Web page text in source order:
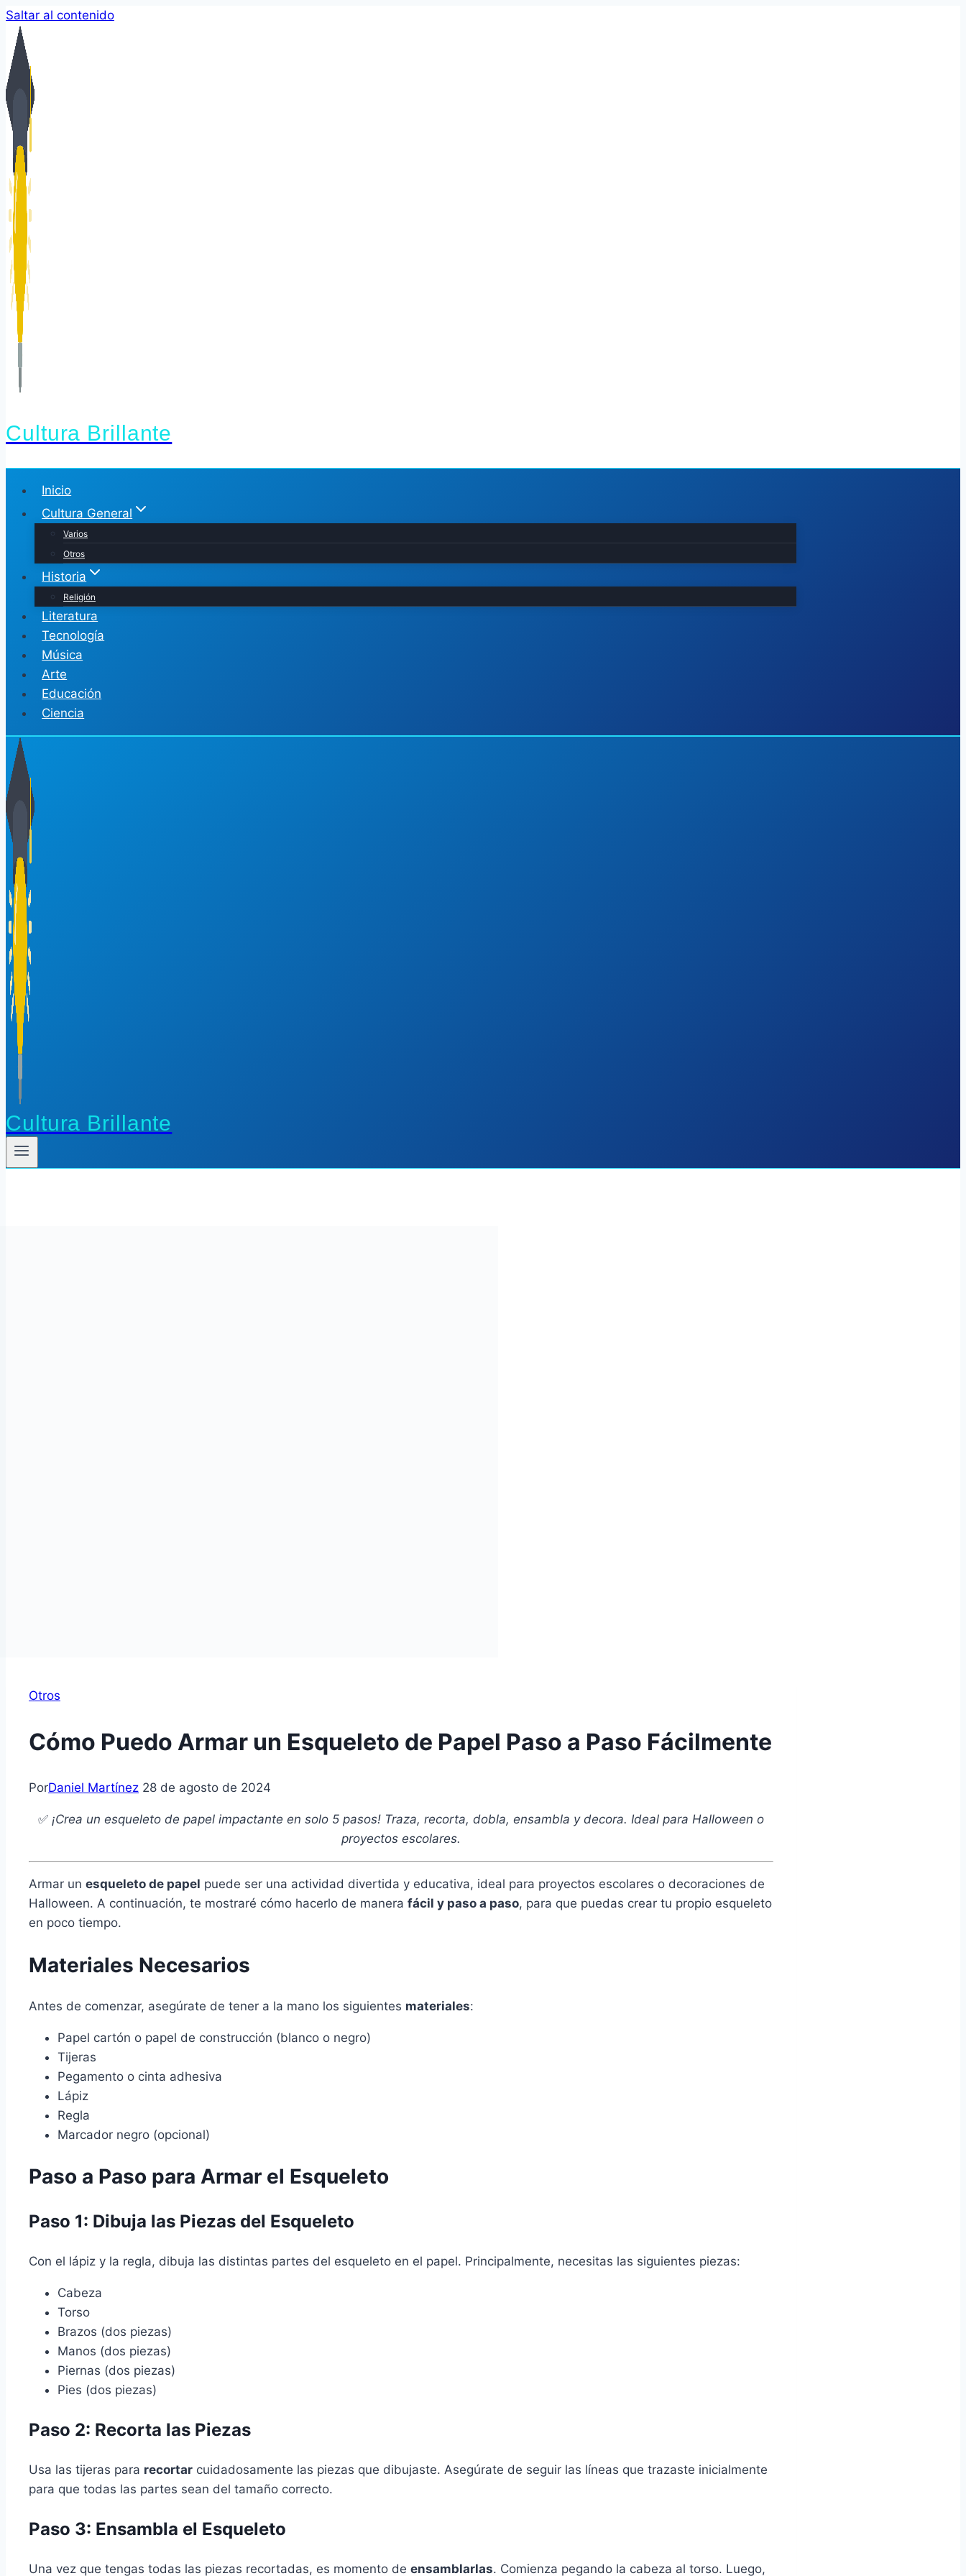
Saltar al contenido
Cultura Brillante
Inicio
Cultura General
Varios
Otros
Historia
Religión
Literatura
Tecnología
Música
Arte
Educación
Ciencia
Cultura Brillante
Otros
Cómo Puedo Armar un Esqueleto de Papel Paso a Paso Fácilmente
PorDaniel Martínez 28 de agosto de 2024
✅ ¡Crea un esqueleto de papel impactante en solo 5 pasos! Traza, recorta, dobla, ensambla y decora. Ideal para Halloween o
proyectos escolares.
Armar un esqueleto de papel puede ser una actividad divertida y educativa, ideal para proyectos escolares o decoraciones de
Halloween. A continuación, te mostraré cómo hacerlo de manera fácil y paso a paso, para que puedas crear tu propio esqueleto
en poco tiempo.
Materiales Necesarios
Antes de comenzar, asegúrate de tener a la mano los siguientes materiales:
Papel cartón o papel de construcción (blanco o negro)
Tijeras
Pegamento o cinta adhesiva
Lápiz
Regla
Marcador negro (opcional)
Paso a Paso para Armar el Esqueleto
Paso 1: Dibuja las Piezas del Esqueleto
Con el lápiz y la regla, dibuja las distintas partes del esqueleto en el papel. Principalmente, necesitas las siguientes piezas:
Cabeza
Torso
Brazos (dos piezas)
Manos (dos piezas)
Piernas (dos piezas)
Pies (dos piezas)
Paso 2: Recorta las Piezas
Usa las tijeras para recortar cuidadosamente las piezas que dibujaste. Asegúrate de seguir las líneas que trazaste inicialmente
para que todas las partes sean del tamaño correcto.
Paso 3: Ensambla el Esqueleto
Una vez que tengas todas las piezas recortadas, es momento de ensamblarlas. Comienza pegando la cabeza al torso. Luego,